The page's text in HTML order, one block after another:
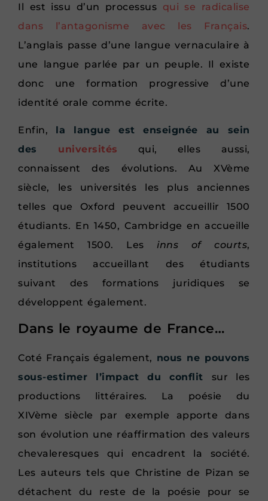
Il est issu d’un processus qui se radicalise
dans l’antagonisme avec les Français.
L’anglais passe d’une langue vernaculaire à
une langue parlée par un peuple. Il existe
donc une formation progressive d’une
identité orale comme écrite.
Enfin, la langue est enseignée au sein
des universités qui, elles aussi,
connaissent des évolutions. Au XVème
siècle, les universités les plus anciennes
telles que Oxford peuvent accueillir 1500
étudiants. En 1450, Cambridge en accueille
également 1500. Lesinns of courts,
institutions accueillant des étudiants
suivant des formations juridiques se
développent également.
Dans le royaume de France…
Coté Français également, nous ne pouvons
sous-estimer l’impact du conflit sur les
productions littéraires. La poésie du
XIVème siècle par exemple apporte dans
son évolution une réaffirmation des valeurs
chevaleresques qui encadrent la société.
Les auteurs tels que Christine de Pizan se
détachent du reste de la poésie pour se